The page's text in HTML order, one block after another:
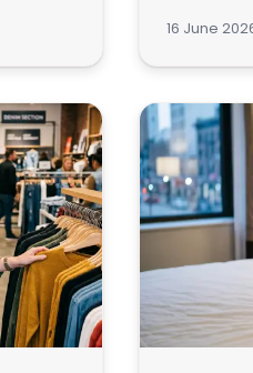
16 June